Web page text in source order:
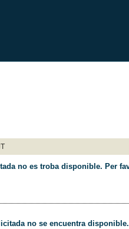
no es troba disponible. Per
no se encuentra